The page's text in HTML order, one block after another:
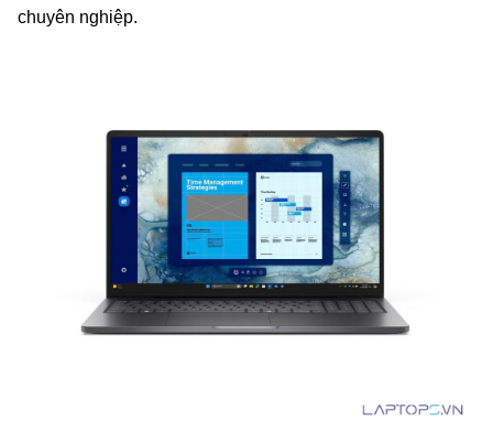
chuyên nghiệp.